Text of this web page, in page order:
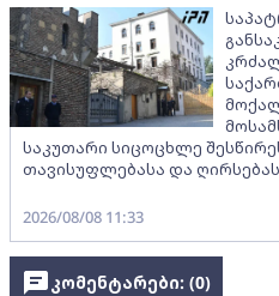
საკუთარი სიცოცხლე
თავისუფლებასა და ღირსებას
2026/08/08 11:33
კომენტარები: (0)